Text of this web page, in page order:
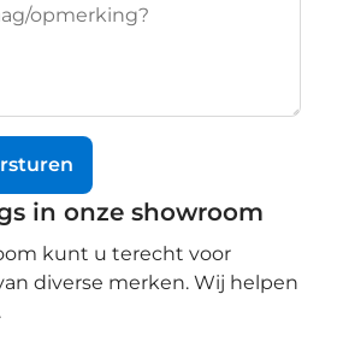
opmerking?
in onze showroom
kunt u terecht voor
diverse merken. Wij helpen